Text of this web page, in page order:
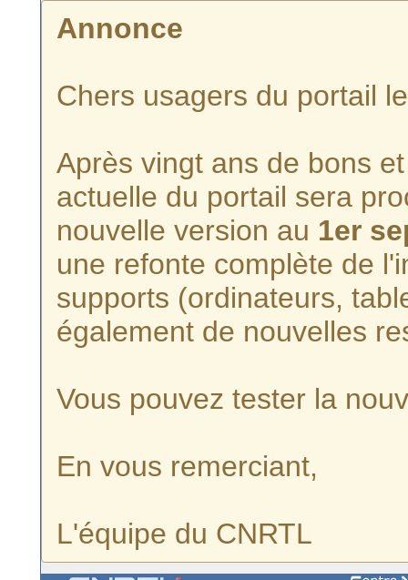
Annonce
Chers usagers du portail
Après vingt ans de bons
actuelle du portail sera
nouvelle version au 1er
une refonte complète de
supports (ordinateurs,
également de nouvelles
Vous pouvez tester la
En vous remerciant,
L'équipe du CNRTL